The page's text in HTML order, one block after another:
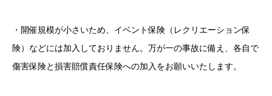
・開催規模が小さいため、イベント保険（レクリエーション保
険）などには加入しておりません。万が一の事故に備え、各自で
傷害保険と損害賠償責任保険への加入をお願いいたします。